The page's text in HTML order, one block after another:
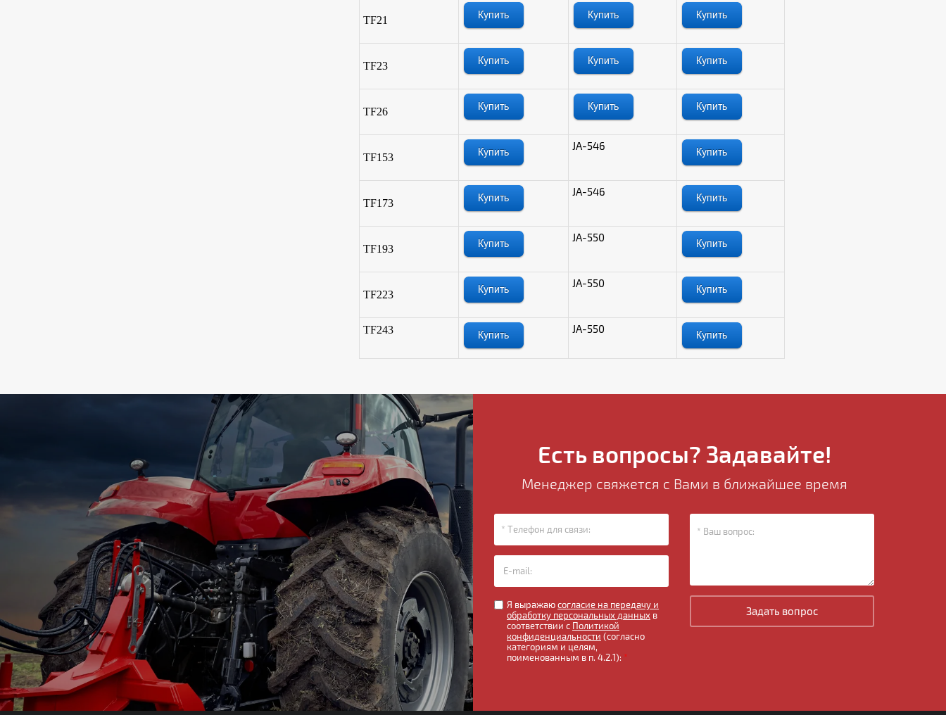
TF21
TF23
TF26
TF153
JA-546
TF173
JA-546
TF193
JA-550
TF223
JA-550
TF243 JA-550
Есть вопросы? Задавайте!
Менеджер свяжется с Вами в ближайшее время
Я выражаюсогласие на передачу и
обработку персональных данных в
соответствии с Политикой
конфиденциальности (согласно
категориям и целям,
поименованным в п. 4.2.1): *
Задать вопрос